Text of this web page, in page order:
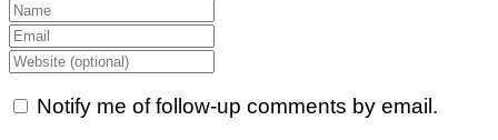
Notify me of follow-up comments by email.